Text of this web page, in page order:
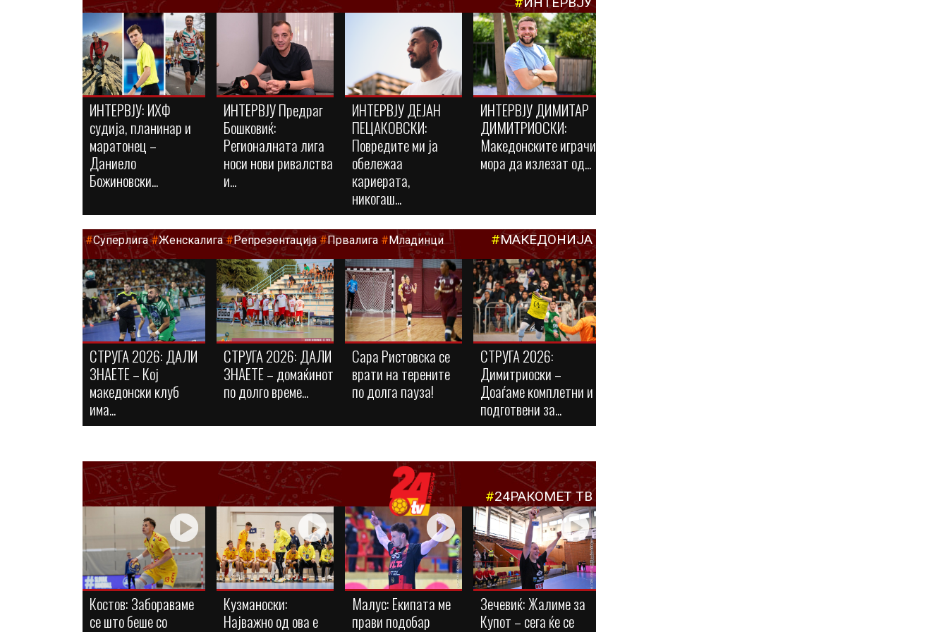
ИНТЕРВЈУ: ИХФ
судија, планинар и
маратонец –
Даниело
Божиновски...
ИНТЕРВЈУ Предраг
Бошковиќ:
Регионалната лига
носи нови ривалства
и...
ИНТЕРВЈУ ДЕЈАН
ПЕЦАКОВСКИ:
Повредите ми ја
обележаа
кариерата,
никогаш...
ИНТЕРВЈУ ДИМИТАР
ДИМИТРИОСКИ:
Македонските играчи
мора да излезат од...
#Суперлига #Женскалига#Репрезентација #Првалига #Младинци #МАКЕДОНИЈА
СТРУГА 2026: ДАЛИ
ЗНАЕТЕ – Кој
македонски клуб
има...
СТРУГА 2026: ДАЛИ
ЗНАЕТЕ – домаќинот
по долго време...
Сара Ристовска се
врати на терените
по долга пауза!
СТРУГА 2026:
Димитриоски –
Доаѓаме комплетни и
подготвени за...
#24РАКОМЕТ ТВ
Костов: Забораваме
се што беше со
Кузманоски:
Најважно од ова е
Малус: Eкипата ме
прави подобар
Зечевиќ: Жалиме за
Купот – сега ќе се